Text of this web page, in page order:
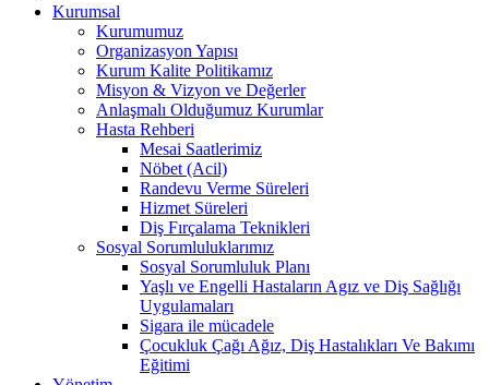
Kurumsal
Kurumumuz
Organizasyon Yapısı
Kurum Kalite Politikamız
Misyon & Vizyon ve Değerler
Anlaşmalı Olduğumuz Kurumlar
Hasta Rehberi
Mesai Saatlerimiz
Nöbet (Acil)
Randevu Verme Süreleri
Hizmet Süreleri
Diş Fırçalama Teknikleri
Sosyal Sorumluluklarımız
Sosyal Sorumluluk Planı
Yaşlı ve Engelli Hastaların Agız ve Diş Sağlığı
Uygulamaları
Sigara ile mücadele
Çocukluk Çağı Ağız, Diş Hastalıkları Ve Bakımı
Eğitimi